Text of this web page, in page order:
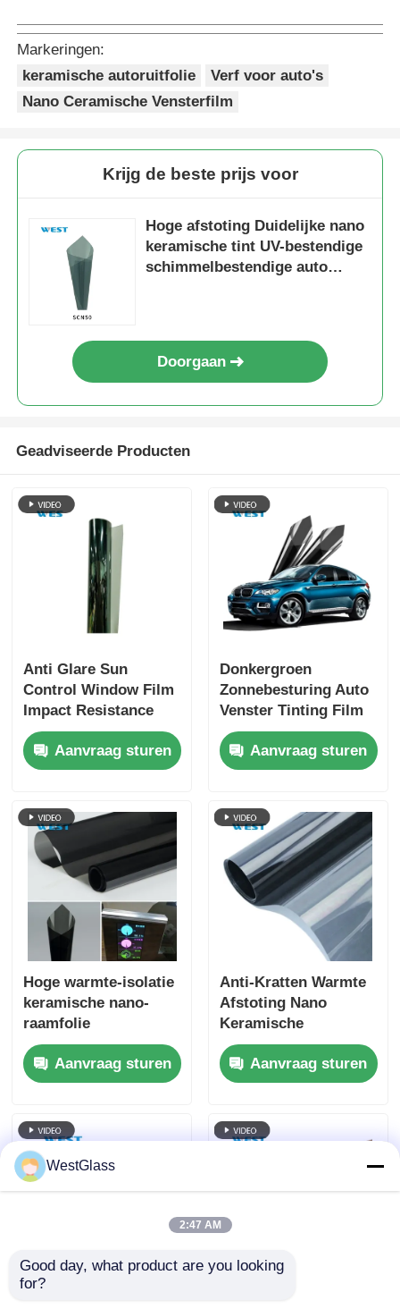
Markeringen:
keramische autoruitfolie
Verf voor auto's
Nano Ceramische Vensterfilm
Krijg de beste prijs voor
Hoge afstoting Duidelijke nano
keramische tint UV-bestendige
schimmelbestendige auto
Doorgaan
Geadviseerde Producten
Anti Glare Sun
Control Window Film
Impact Resistance
Huidveiligheid
Interieurbehoud
Aanvraag sturen
Donkergroen
Zonnebesturing Auto
Venster Tinting Film
Zelfklevend Met Ultra
Duidelijk Zicht
Aanvraag sturen
Hoge warmte-isolatie
keramische nano-
raamfolie
huidverzorging
milieuvriendelijk
vlekbestendig
Aanvraag sturen
Anti-Kratten Warmte
Afstoting Nano
Keramische
Zonnefilm UV Proof
Slank Afwerking
Aanvraag sturen
WestGlass
2:47 AM
Good day, what product are you looking
for?